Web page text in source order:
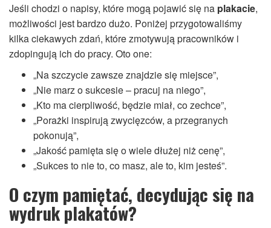
Jeśli chodzi o napisy, które mogą pojawić się na plakacie,
możliwości jest bardzo dużo. Poniżej przygotowaliśmy
kilka ciekawych zdań, które zmotywują pracowników i
zdopingują ich do pracy. Oto one:
„Na szczycie zawsze znajdzie się miejsce”,
„Nie marz o sukcesie – pracuj na niego”,
„Kto ma cierpliwość, będzie miał, co zechce”,
„Porażki inspirują zwycięzców, a przegranych
pokonują”,
„Jakość pamięta się o wiele dłużej niż cenę”,
„Sukces to nie to, co masz, ale to, kim jesteś”.
O czym pamiętać, decydując się na
wydruk plakatów?